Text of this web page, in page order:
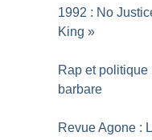
1992 : No
King »
Rap et politique
barbare
Revue Agone :